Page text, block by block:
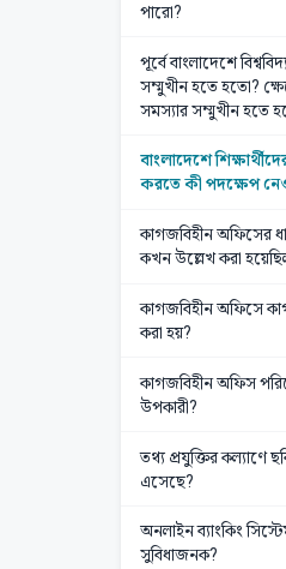
পারো?
পূর্বে বাংলাদেশে
সম্মুখীন হতে হতো?
সমস্যার সম্মুখীন হতে
বাংলাদেশে
করতে কী পদক্ষেপ
কাগজবিহীন অফিসের
কখন উল্লেখ করা
কাগজবিহীন অফিসে
করা হয়?
কাগজবিহীন অফিস
উপকারী?
তথ্য প্রযুক্তির কল্যাণে
এসেছে?
অনলাইন ব্যাংকিং
সুবিধাজনক?